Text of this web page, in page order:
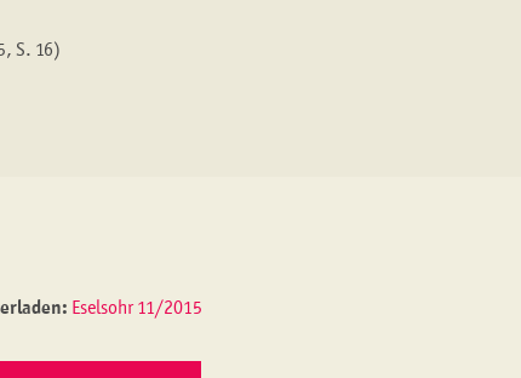
S. 16)
Eselsohr 11/2015